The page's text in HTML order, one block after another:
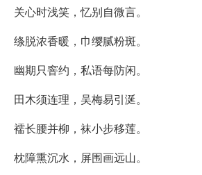
关心时浅笑，忆别自微言。
绦脱浓香暖，巾缨腻粉斑。
幽期只窨约，私语每防闲。
田木须连理，吴梅易引涎。
襦长腰并柳，袜小步移莲。
枕障熏沉水，屏围画远山。